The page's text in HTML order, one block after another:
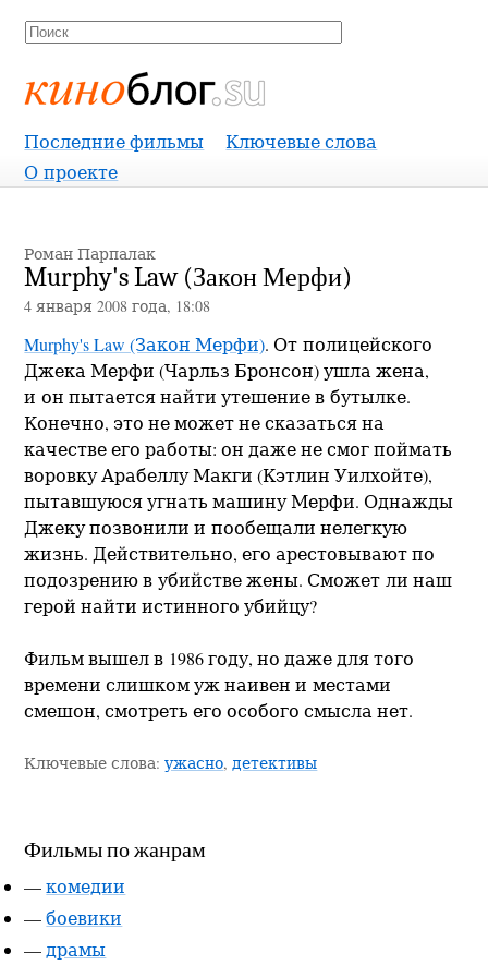
Последние фильмы
Ключевые слова
О проекте
Роман Парпалак
Murphy's Law (Закон Мерфи)
4 января 2008 года, 18:08
Murphy's Law (Закон Мерфи). От полицейского
Джека Мерфи (Чарльз Бронсон) ушла жена,
и он пытается найти утешение в бутылке.
Конечно, это не может не сказаться на
качестве его работы: он даже не смог поймать
воровку Арабеллу Макги (Кэтлин Уилхойте),
пытавшуюся угнать машину Мерфи. Однажды
Джеку позвонили и пообещали нелегкую
жизнь. Действительно, его арестовывают по
подозрению в убийстве жены. Сможет ли наш
герой найти истинного убийцу?
Фильм вышел в 1986 году, но даже для того
времени слишком уж наивен и местами
смешон, смотреть его особого смысла нет.
Ключевые слова:ужасно, детективы
Фильмы по жанрам
—комедии
—боевики
— драмы